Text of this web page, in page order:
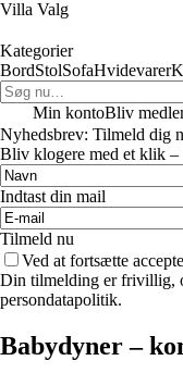
Villa Valg
Kategorier
BordStolSofaHvidevarer
Min kontoBliv
Nyhedsbrev: Tilmeld dig
Bliv klogere med et klik –
Indtast din mail
Tilmeld nu
Ved at fortsætte
Din tilmelding er frivillig,
persondatapolitik.
Babydyner –